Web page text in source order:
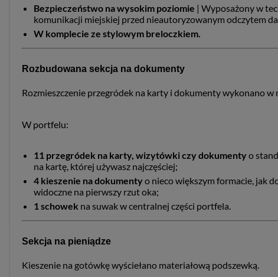
Bezpieczeństwo na wysokim poziomie | Wyposażony w
komunikacji miejskiej przed nieautoryzowanym odczytem
W komplecie ze stylowym breloczkiem.
Rozbudowana sekcja na dokumenty
Rozmieszczenie przegródek na karty i dokumenty wykonano
W portfelu:
11 przegródek na karty, wizytówki czy dokumentyo
na kartę, której używasz najczęściej;
4 kieszenie na dokumentyo nieco większym formacie, jak
widoczne na pierwszy rzut oka;
1 schowek na suwak w centralnej części portfela.
Sekcja na pieniądze
Kieszenie na gotówkę wyściełano materiałową podszewką.